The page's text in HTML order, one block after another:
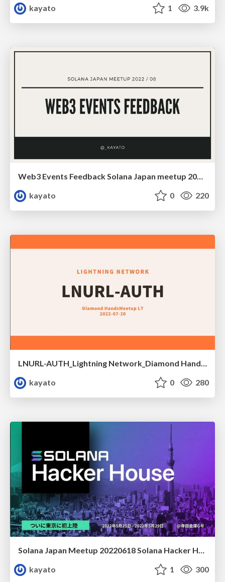
kayato 1 3.9k
kayato
0 220
LNURL-AUTH_Lightning Network_Diamond Handsミートアップ
kayato
0 280
Solana Japan Meetup 20220618 Solana Hacker House Tokyo Review
kayato
1 300